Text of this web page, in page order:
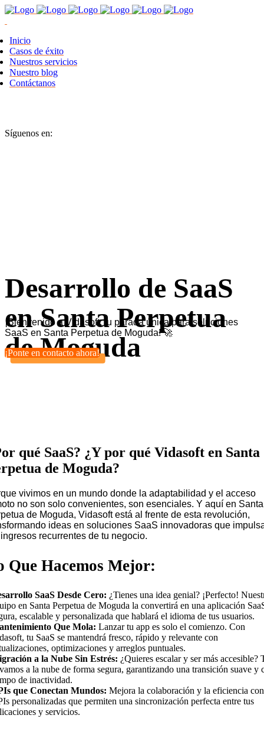
Inicio
Casos de éxito
Nuestros servicios
Nuestro blog
Contáctanos
Síguenos en:
Desarrollo de SaaS
en Santa Perpetua
de Moguda
¡Bienvenido a Vidasoft, tu parada única para soluciones
SaaS en Santa Perpetua de Moguda! 🚀
¡Ponte en contacto ahora!
qué SaaS? ¿Y por qué Vidasoft en Santa
de Moguda?
vivimos en un mundo donde la adaptabilidad y el acceso
no son solo convenientes, son esenciales. Y aquí en Santa
de Moguda, Vidasoft está al frente de esta revolución,
ideas en soluciones SaaS innovadoras que
recurrentes de tu negocio.
Que Hacemos Mejor:
SaaS Desde Cero: ¿Tienes una idea genial? ¡Perfecto!
en Santa Perpetua de Moguda la convertirá en una aplicación
escalable y personalizada que hablará el idioma de tus usuarios.
Que Mola: Lanzar tu app es solo el comienzo. Con
tu SaaS se mantendrá fresco, rápido y relevante con
optimizaciones y arreglos puntuales.
a la Nube Sin Estrés: ¿Quieres escalar y ser más accesible?
a la nube de forma segura, garantizando una transición suave y
de inactividad.
que Conectan Mundos: Mejora la colaboración y la eficiencia con
personalizadas que permiten una sincronización perfecta entre tus
y servicios.